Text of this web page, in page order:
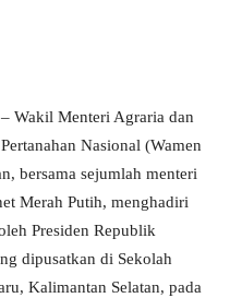
Wakil Menteri Agraria dan
Nasional (Wamen
bersama sejumlah menteri
Merah Putih, menghadiri
Presiden Republik
dipusatkan di Sekolah
Kalimantan Selatan, pada